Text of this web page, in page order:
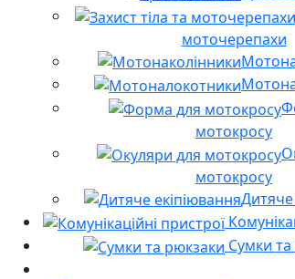
моточерепахи
мотокросу
мотокросу
Дитяче
Сумки